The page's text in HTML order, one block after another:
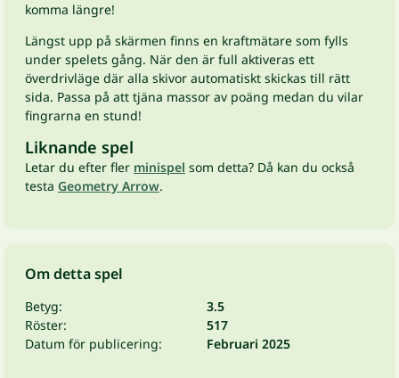
komma längre!
Längst upp på skärmen finns en kraftmätare som fylls
under spelets gång. När den är full aktiveras ett
överdrivläge där alla skivor automatiskt skickas till rätt
sida. Passa på att tjäna massor av poäng medan du vilar
fingrarna en stund!
Liknande spel
Letar du efter fler minispel som detta? Då kan du också
testa Geometry Arrow.
Om detta spel
Betyg:
3.5
Röster:
517
Datum för publicering:
Februari 2025